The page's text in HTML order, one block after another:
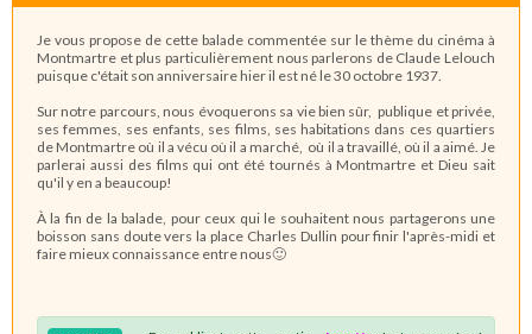
Je vous propose de cette balade commentée sur le thème du cinéma à
Montmartre et plus particulièrement nous parlerons de Claude Lelouch
puisque c'était son anniversaire hier il est né le 30 octobre 1937.
Sur notre parcours, nous évoquerons sa vie bien sûr, publique et privée,
ses femmes, ses enfants, ses films, ses habitations dans ces quartiers
de Montmartre où il a vécu où il a marché, où il a travaillé, où il a aimé. Je
parlerai aussi des films qui ont été tournés à Montmartre et Dieu sait
qu'il y en a beaucoup!
À la fin de la balade, pour ceux qui le souhaitent nous partagerons une
boisson sans doute vers la place Charles Dullin pour finir l'après-midi et
faire mieux connaissance entre nous🙂